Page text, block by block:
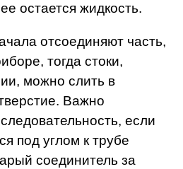
остается жидкость.
отсоединяют часть,
тогда стоки,
можно слить в
Важно
если
под углом к трубе
соединитель за